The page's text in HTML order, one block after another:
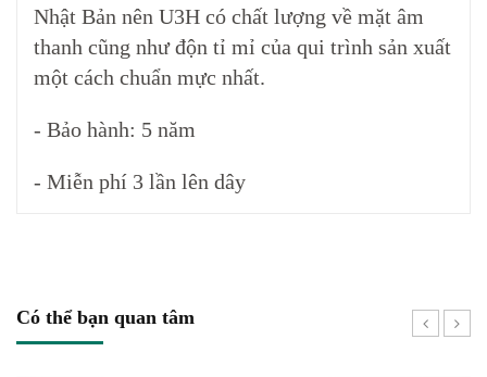
Nhật Bản nên U3H có chất lượng về mặt âm
thanh cũng như độn tỉ mỉ của qui trình sản xuất
một cách chuẩn mực nhất.
- Bảo hành: 5 năm
- Miễn phí 3 lần lên dây
Có thể bạn quan tâm